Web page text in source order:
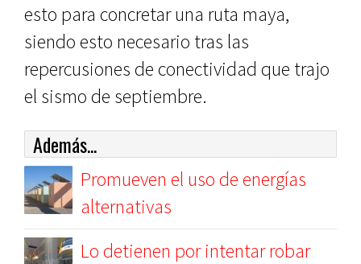
esto para concretar una ruta maya,
siendo esto necesario tras las
repercusiones de conectividad que trajo
el sismo de septiembre.
Además...
Promueven el uso de energías
alternativas
Lo detienen por intentar robar